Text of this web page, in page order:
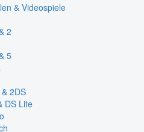
& Videospiele
2
5
2DS
DS Lite